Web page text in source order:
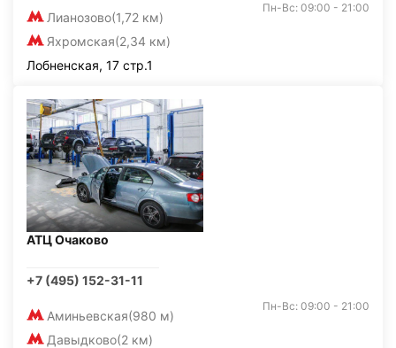
Лианозово(1,72 км)
Яхромская(2,34 км)
Пн-Вс: 09:00 - 21:00
Лобненская, 17 стр.1
АТЦ Очаково
+7 (495) 152-31-11
Аминьевская(980 м)
Давыдково(2 км)
Пн-Вс: 09:00 - 21:00